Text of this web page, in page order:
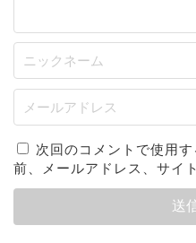
次回のコメントで使用
前、メールアドレス、サイ